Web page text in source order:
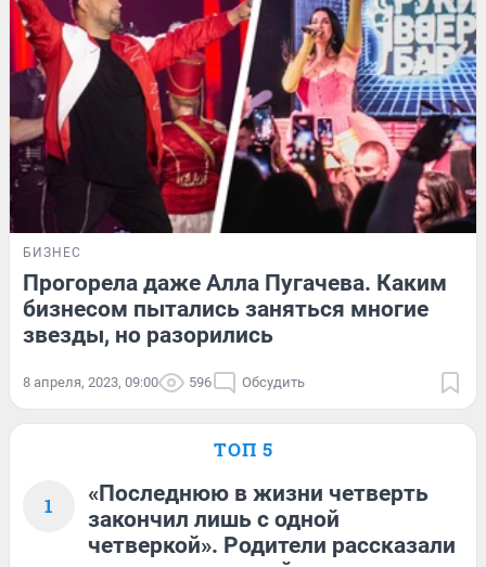
БИЗНЕС
Прогорела даже Алла Пугачева. Каким
бизнесом пытались заняться многие
звезды, но разорились
8 апреля, 2023, 09:00 596 Обсудить
ТОП 5
1
«Последнюю в жизни четверть
закончил лишь с одной
четверкой». Родители рассказали